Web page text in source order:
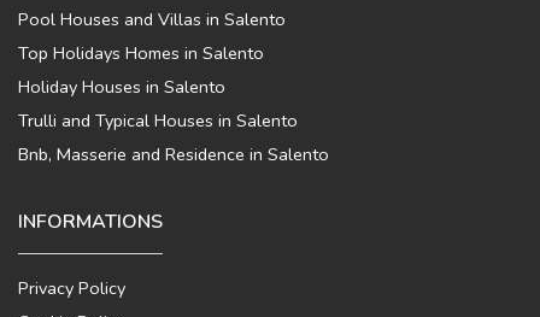
Pool Houses and Villas in Salento
Top Holidays Homes in Salento
Holiday Houses in Salento
Trulli and Typical Houses in Salento
Bnb, Masserie and Residence in Salento
INFORMATIONS
Privacy Policy